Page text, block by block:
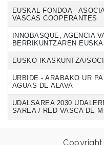
EUSKAL FONDOA -
VASCAS COOPERANTES
INNOBASQUE, AGENCIA
BERRIKUNTZAREN
EUSKO IKASKUNTZA/
URBIDE - ARABAKO UR
AGUAS DE ALAVA
UDALSAREA 2030
SAREA / RED VASCA DE